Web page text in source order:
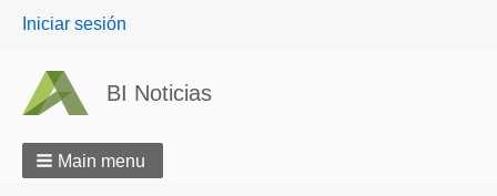
User
Iniciar sesión
BI Noticias
Main menu